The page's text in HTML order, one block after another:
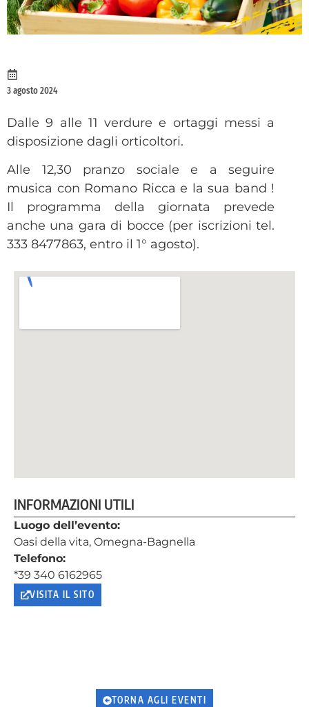
3 agosto 2024
Dalle 9 alle 11 verdure e ortaggi messi a
disposizione dagli orticoltori.
Alle 12,30 pranzo sociale e a seguire
musica con Romano Ricca e la sua band !
Il programma della giornata prevede
anche una gara di bocce (per iscrizioni tel.
333 8477863, entro il 1° agosto).
INFORMAZIONI UTILI
Luogo dell’evento:
Oasi della vita, Omegna-Bagnella
Telefono:
*39 340 6162965
VISITA IL SITO
TORNA AGLI EVENTI